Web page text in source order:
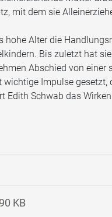
mit dem sie
hohe Alter die
Bis zuletzt hat
Abschied von
wichtige Impulse
Edith Schwab das
90 KB